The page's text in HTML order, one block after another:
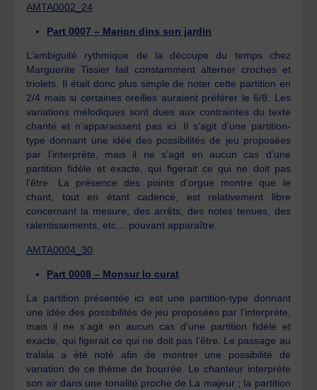
AMTA0002_24
Part 0007 – Marion dins son jardin
L’ambiguité rythmique de la découpe du temps chez
Marguerite Tissier fait constamment alterner croches et
triolets. Il était donc plus simple de noter cette partition en
2/4 mais si certaines oreilles auraient préférer le 6/8. Les
variations mélodiques sont dues aux contraintes du texte
chanté et n’apparaissent pas ici. Il s’agit d’une partition-
type donnant une idée des possibilités de jeu proposées
par l’interprète, mais il ne s’agit en aucun cas d’une
partition fidèle et exacte, qui figerait ce qui ne doit pas
l’être. La présence des points d’orgue montre que le
chant, tout en étant cadencé, est relativement libre
concernant la mesure, des arrêts, des notes tenues, des
ralentissements, etc… pouvant apparaître.
AMTA0004_30
Part 0008 – Monsur lo curat
La partition présentée ici est une partition-type donnant
une idée des possibilités de jeu proposées par l’interprète,
mais il ne s’agit en aucun cas d’une partition fidèle et
exacte, qui figerait ce qui ne doit pas l’être. Le passage au
tralala a été noté afin de montrer une possibilité de
variation de ce thème de bourrée. Le chanteur interprète
son air dans une tonalité proche de La majeur ; la partition